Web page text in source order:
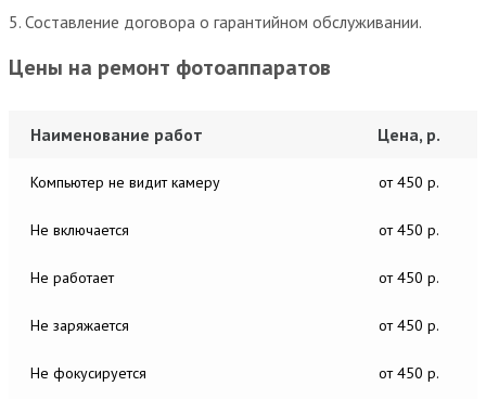
5. Составление договора о гарантийном обслуживании.
Цены на ремонт фотоаппаратов
Наименование работ Цена, р.
Компьютер не видит камеру от 450 р.
Не включается от 450 р.
Не работает от 450 р.
Не заряжается от 450 р.
Не фокусируется от 450 р.